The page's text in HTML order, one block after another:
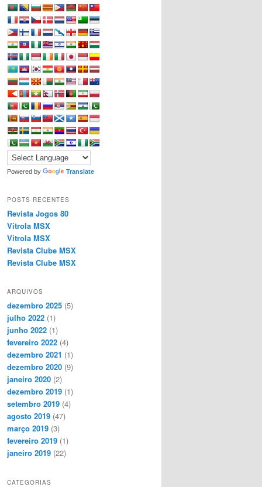
Powered by Translate
POSTS RECENTES
Revista Jogos 80
Vitrola MSX
Vitrola MSX
Revista Clube MSX
Revista Clube MSX
ARQUIVOS
dezembro 2025 (5)
julho 2022 (1)
junho 2022 (1)
fevereiro 2022 (4)
dezembro 2021 (1)
dezembro 2020 (9)
janeiro 2020 (2)
dezembro 2019 (1)
setembro 2019 (4)
agosto 2019 (47)
março 2019 (3)
fevereiro 2019 (1)
janeiro 2019 (22)
CATEGORIAS